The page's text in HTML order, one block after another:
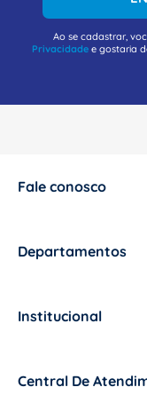
Ao se cadastrar,
Privacidadee gostaria
Fale conosco
Departamentos
Institucional
Central De